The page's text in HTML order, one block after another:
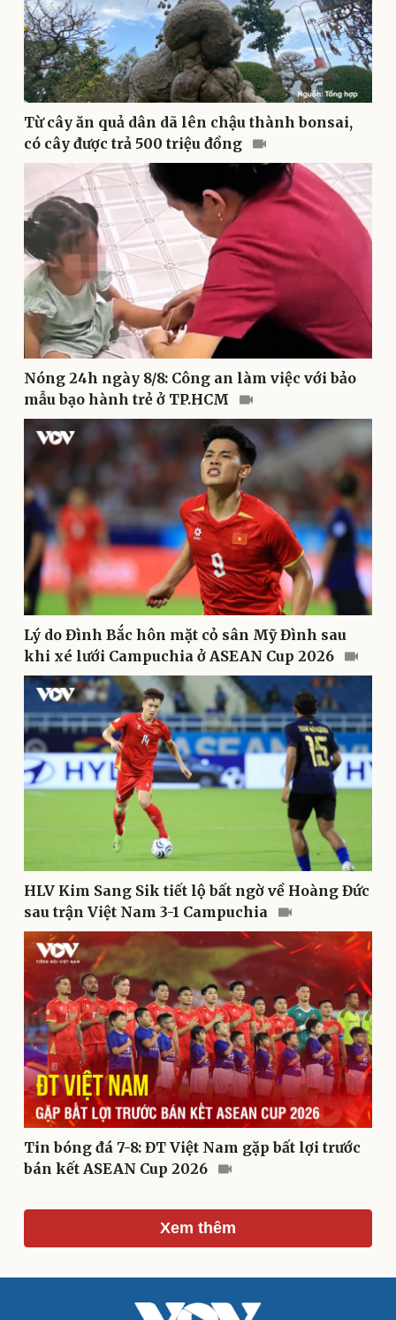
Doanh nghiệp
Thông tin doanh nghiệp
Doanh nghiệp 24h
Doanh nhân
Vì cộng đồng
Công nghệ
Sành điệu
Tin Công nghệ
Trải nghiệm
Chuyển đổi số
Sức khỏe
Dinh dưỡng - món ngon
Cây thuốc
Sản phụ khoa
Nhi khoa
Nam khoa
Làm đẹp - giảm cân
Phòng mạch online
Ăn sạch sống khỏe
Đời sống
Nhà đẹp
Blog
Tình yêu - Gia đình
Văn hóa
Sân khấu - Điện ảnh
Văn học
Âm nhạc
Di sản
Giải trí
Nghệ sĩ
Thời trang
Sao Việt
Săn Tour
Podcast
Đọc truyện đêm khuya
Kể chuyện cho bé
Từ cây ăn quả dân dã lên chậu thành bonsai,
có cây được trả 500 triệu đồng
Nóng 24h ngày 8/8: Công an làm việc với bảo
mẫu bạo hành trẻ ở TP.HCM
Lý do Đình Bắc hôn mặt cỏ sân Mỹ Đình sau
khi xé lưới Campuchia ở ASEAN Cup 2026
HLV Kim Sang Sik tiết lộ bất ngờ về Hoàng Đức
sau trận Việt Nam 3-1 Campuchia
Tin bóng đá 7-8: ĐT Việt Nam gặp bất lợi trước
bán kết ASEAN Cup 2026
Xem thêm